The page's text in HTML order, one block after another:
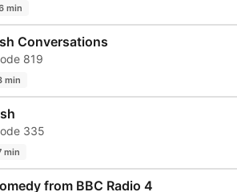
min
Conversations
819
min
335
min
from BBC Radio 4